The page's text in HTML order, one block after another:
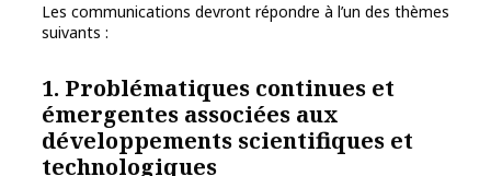
Les communications devront répondre à l’un des thèmes
suivants :
1. Problématiques continues et
émergentes associées aux
développements scientifiques et
technologiques